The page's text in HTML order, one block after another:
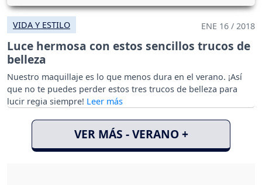
VIDA Y ESTILO ENE 16 / 2018
Luce hermosa con estos sencillos trucos de
belleza
Nuestro maquillaje es lo que menos dura en el verano. ¡Así
que no te puedes perder estos tres trucos de belleza para
lucir regia siempre!
VER MÁS - VERANO +